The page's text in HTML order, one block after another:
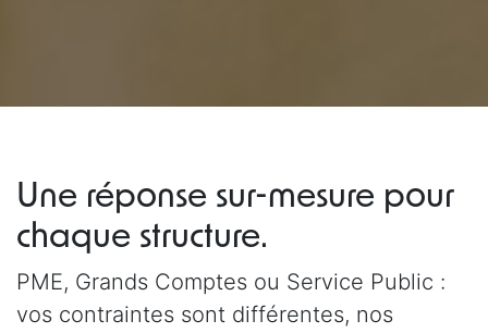
Une réponse sur-mesure pour
chaque structure.
PME, Grands Comptes ou Service Public :
vos contraintes sont différentes, nos